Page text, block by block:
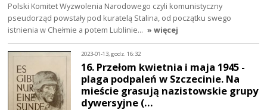
Polski Komitet Wyzwolenia Narodowego czyli komunistyczny
pseudorząd powstały pod kuratelą Stalina, od początku swego
istnienia w Chełmie a potem Lublinie… » więcej
2023-01-13, godz. 16:32
16. Przełom kwietnia i maja 1945 -
plaga podpaleń w Szczecinie. Na
mieście grasują nazistowskie grupy
dywersyjne (…